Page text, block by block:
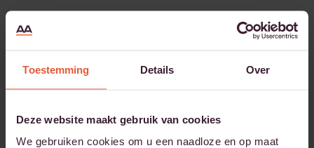
Toestemming Details Over
Deze website maakt gebruik van cookies
We gebruiken cookies om u een naadloze en op maat